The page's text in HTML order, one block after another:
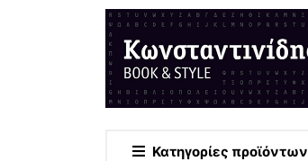
Κατηγορίες προϊόντων